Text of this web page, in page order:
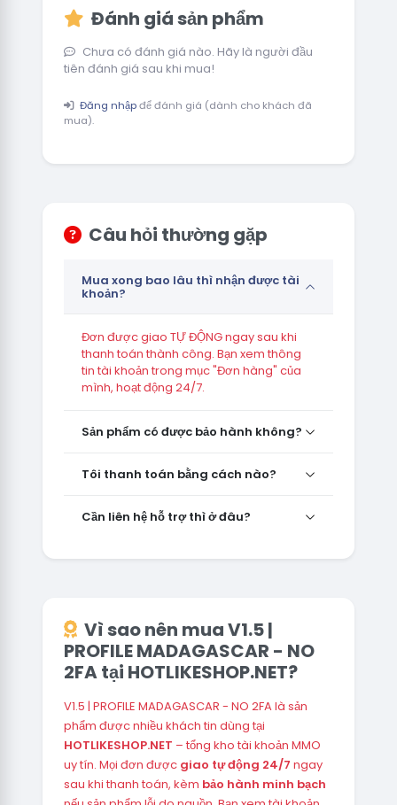
Đánh giá sản phẩm
Chưa có đánh giá nào. Hãy là người đầu
tiên đánh giá sau khi mua!
Đăng nhậpđể đánh giá (dành cho khách đã
mua).
Câu hỏi thường gặp
Mua xong bao lâu thì nhận được tài
khoản?
Đơn được giao TỰ ĐỘNG ngay sau khi
thanh toán thành công. Bạn xem thông
tin tài khoản trong mục "Đơn hàng" của
mình, hoạt động 24/7.
Sản phẩm có được bảo hành không?
Tôi thanh toán bằng cách nào?
Cần liên hệ hỗ trợ thì ở đâu?
Vì sao nên mua V1.5 |
PROFILE MADAGASCAR - NO
2FA tại HOTLIKESHOP.NET?
V1.5 | PROFILE MADAGASCAR - NO 2FA là sản
phẩm được nhiều khách tin dùng tại
HOTLIKESHOP.NET – tổng kho tài khoản MMO
uy tín. Mọi đơn được giao tự động 24/7 ngay
sau khi thanh toán, kèm bảo hành minh bạch